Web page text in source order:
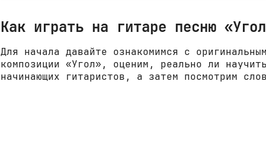
Как играть на гитаре песню
Для начала давайте ознакомимся с
композиции «Угол», оценим, реально ли
начинающих гитаристов, а затем посмотрим